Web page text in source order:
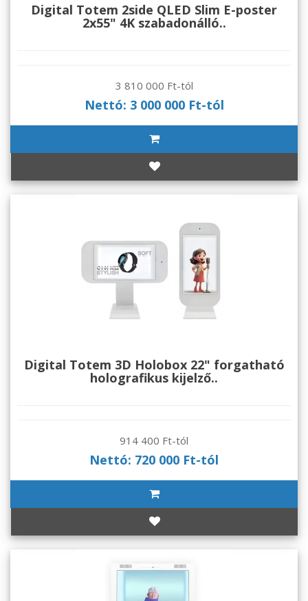
Digital Totem 2side QLED Slim E-poster
2x55" 4K szabadonálló..
3 810 000 Ft-tól
Nettó: 3 000 000 Ft-tól
Digital Totem 3D Holobox 22" forgatható
holografikus kijelző..
914 400 Ft-tól
Nettó: 720 000 Ft-tól